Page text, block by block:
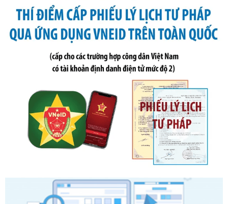
2019 của Bộ trưởng Bộ Tài chính hướng dẫn thực hiện xử
phạt vi phạm hành chính trong lĩnh vực kho bạc nhà nước
Ngày ban hành: 21/07/2026
Số kí hiệu:291/2026/NĐ-CP
Tên: Nghị định số 291/2026/NĐ-CP của Chính phủ: Sửa
đổi, bổ sung một số điều của Nghị định số 125/2020/NĐ-СР
ngày 19 tháng 10 năm 2020 của Chính phủ quy định xử
phạt vi phạm hành chính về thuế, hóa đơn được sửa đổi, bổ
sung bởi Nghị định số 102/2021/NĐ-CP
Ngày ban hành: 20/07/2026
Số kí hiệu:2303/QĐ-UBND
Tên: Quyết định công bố Danh mục thủ tục hành chính mới
ban hành, được sửa đổi, bổ sung, bị bãi bỏ và phê duyệt
Quy trình nội bộ, quy trình điện tử giải quyết thủ tục hành
chính trong một số lĩnh vực thuộc phạm vi chức năng quản
Ngày ban hành: 01/06/2026
Số kí hiệu:2304/QĐ-UBND